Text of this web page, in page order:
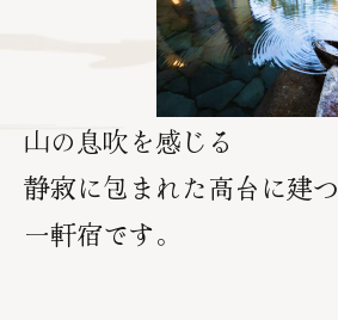
山の息吹を感じる
静寂に包まれた高台に建つ
一軒宿です。